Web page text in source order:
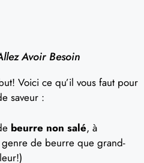
Avoir Besoin
Voici ce qu’il vous faut pour
saveur :
beurre non salé, à
de beurre que grand-